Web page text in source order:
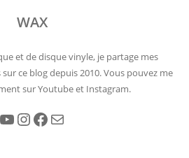
WAX
et de disque vinyle, je partage mes
ce blog depuis 2010. Vous pouvez me
sur Youtube et Instagram.
YouTube Instagram Facebook